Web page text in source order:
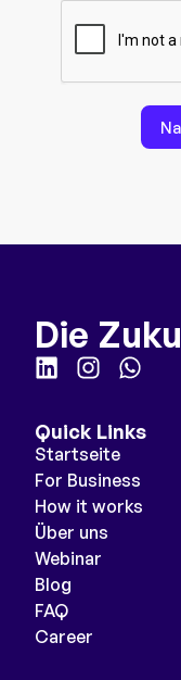
Die
Quick Links
Startseite
For Business
How it works
Über uns
Webinar
Blog
FAQ
Career